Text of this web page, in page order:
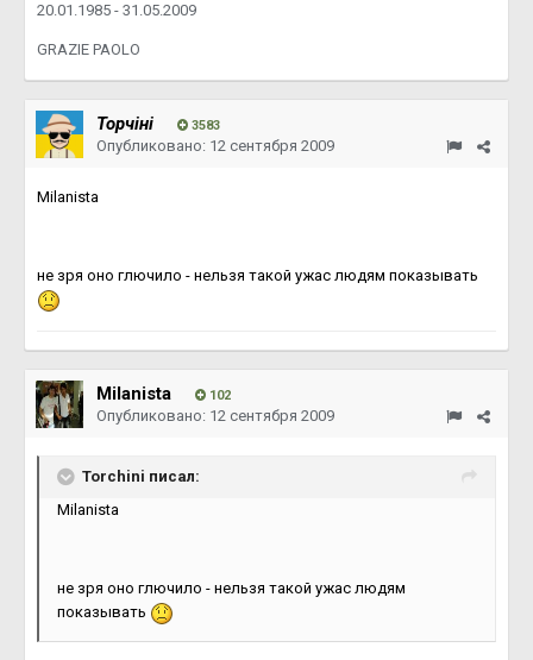
20.01.1985 - 31.05.2009
GRAZIE PAOLO
Topчiнi 3583
Опубликовано: 12 сентября 2009
Milanista
не зря оно глючило - нельзя такой ужас людям показывать
Milanista 102
Опубликовано: 12 сентября 2009
Torchini писал:
Milanista
не зря оно глючило - нельзя такой ужас людям
показывать